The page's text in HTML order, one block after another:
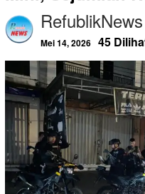
RefublikNews
Mei 14, 2026 45